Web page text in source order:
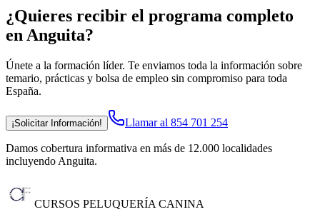
¿Quieres recibir el programa completo
en Anguita?
Únete a la formación líder. Te enviamos toda la información sobre
temario, prácticas y bolsa de empleo sin compromiso para toda
España.
¡Solicitar Información! Llamar al 854 701 254
Damos cobertura informativa en más de 12.000 localidades
incluyendo Anguita.
CURSOS PELUQUERÍA CANINA